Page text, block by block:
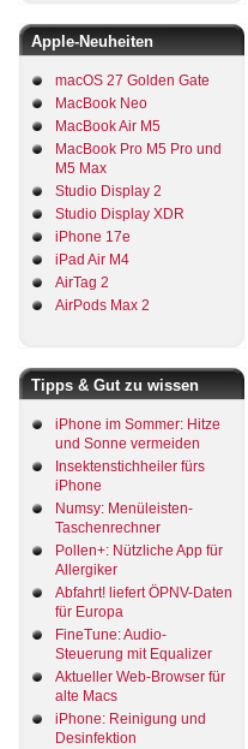
Apple-Neuheiten
macOS 27 Golden Gate
MacBook Neo
MacBook Air M5
MacBook Pro M5 Pro und
M5 Max
Studio Display 2
Studio Display XDR
iPhone 17e
iPad Air M4
AirTag 2
AirPods Max 2
Tipps & Gut zu wissen
iPhone im Sommer: Hitze
und Sonne vermeiden
Insektenstichheiler fürs
iPhone
Numsy: Menüleisten-
Taschenrechner
Pollen+: Nützliche App für
Allergiker
Abfahrt! liefert ÖPNV-Daten
für Europa
FineTune: Audio-
Steuerung mit Equalizer
Aktueller Web-Browser für
alte Macs
iPhone: Reinigung und
Desinfektion